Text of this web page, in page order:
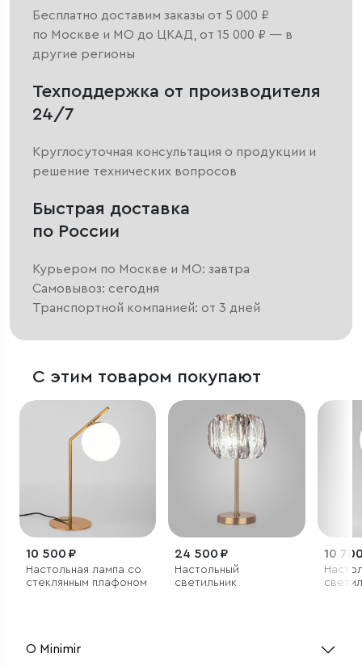
Бесплатно доставим заказы от 5 000 ₽
по Москве и МО до ЦКАД, от 15 000 ₽ — в
другие регионы
Техподдержка от производителя
24/7
Круглосуточная консультация о продукции и
решение технических вопросов
Быстрая доставка
по России
Курьером по Москве и МО: завтра
Самовывоз: сегодня
Транспортной компанией: от 3 дней
С этим товаром покупают
10 500 ₽
Настольная лампа со
стеклянным плафоном
24 500 ₽
Настольный
светильник
10
О Minimir